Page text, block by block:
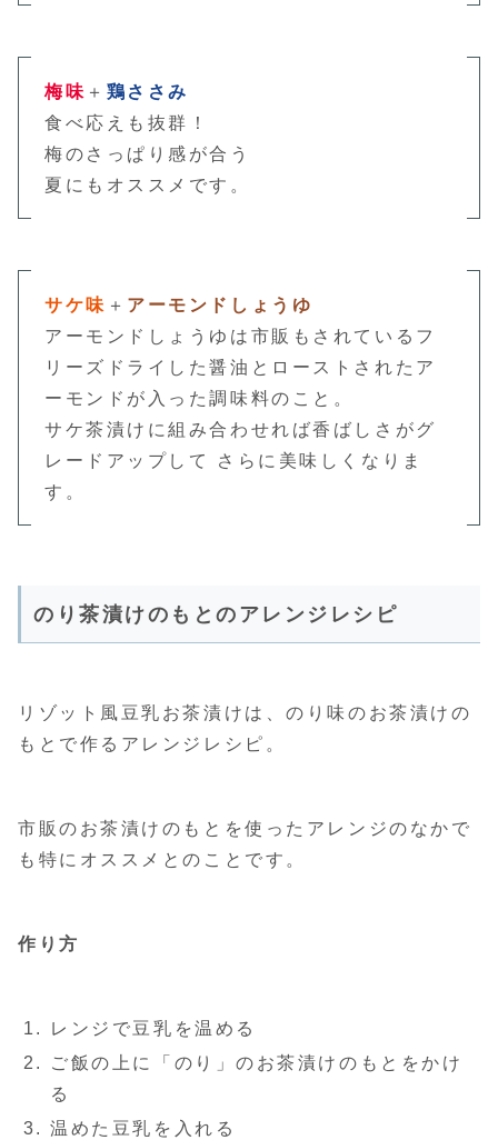
梅味 ＋ 鶏ささみ
食べ応えも抜群！
梅のさっぱり感が合う
夏にもオススメです。
サケ味 ＋ アーモンドしょうゆ
アーモンドしょうゆは市販もされているフ
リーズドライした醤油とローストされたア
ーモンドが入った調味料のこと。
サケ茶漬けに組み合わせれば香ばしさがグ
レードアップして さらに美味しくなりま
す。
のり茶漬けのもとのアレンジレシピ
リゾット風豆乳お茶漬けは、のり味のお茶漬けの
もとで作るアレンジレシピ。
市販のお茶漬けのもとを使ったアレンジのなかで
も特にオススメとのことです。
作り方
レンジで豆乳を温める
ご飯の上に「のり」のお茶漬けのもとをかけ
る
温めた豆乳を入れる